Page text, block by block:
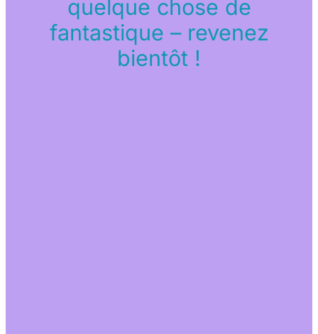
quelque chose de
fantastique – revenez
bientôt !